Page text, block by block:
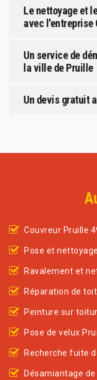
Le nettoyage et
avec l'entreprise
Un service de
la ville de Pruille
Un devis gratuit
Couvreur Pruille
Pose et
Ravalement et
Réparation de
Peinture sur
Pose de velux
Recherche fuite
Désamiantage